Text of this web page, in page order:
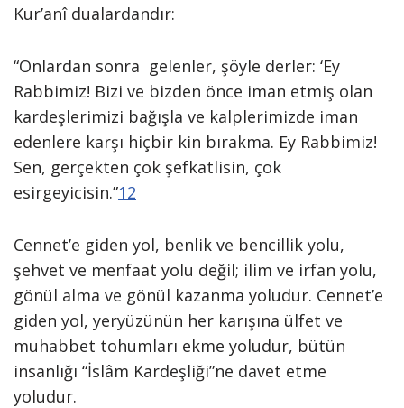
Kur’anî dualardandır:
“Onlardan sonra gelenler, şöyle derler: ‘Ey
Rabbimiz! Bizi ve bizden önce iman etmiş olan
kardeşlerimizi bağışla ve kalplerimizde iman
edenlere karşı hiçbir kin bırakma. Ey Rabbimiz!
Sen, gerçekten çok şefkatlisin, çok
esirgeyicisin.”12
Cennet’e giden yol, benlik ve bencillik yolu,
şehvet ve menfaat yolu değil; ilim ve irfan yolu,
gönül alma ve gönül kazanma yoludur. Cennet’e
giden yol, yeryüzünün her karışına ülfet ve
muhabbet tohumları ekme yoludur, bütün
insanlığı “İslâm Kardeşliği”ne davet etme
yoludur.